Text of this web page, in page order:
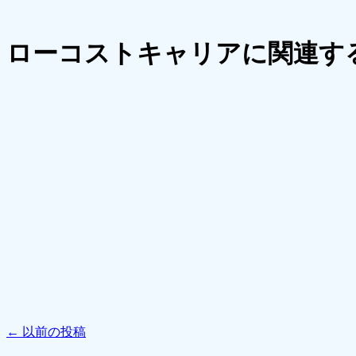
ローコストキャリアに関連す
← 以前の投稿